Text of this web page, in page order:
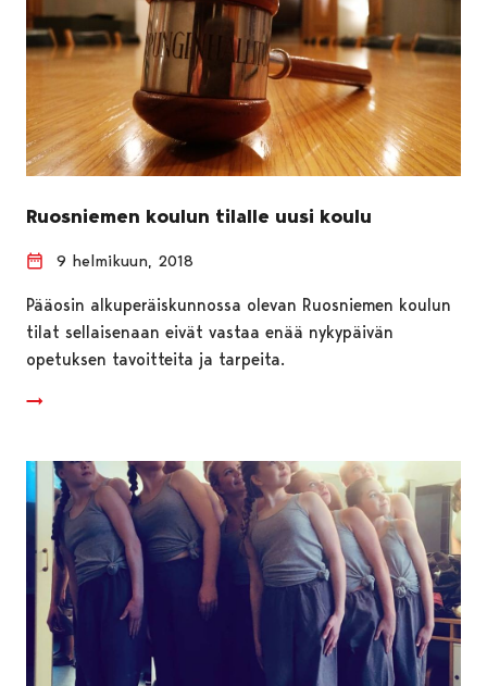
Ruosniemen koulun tilalle uusi koulu
9 helmikuun, 2018
Pääosin alkuperäiskunnossa olevan Ruosniemen koulun
tilat sellaisenaan eivät vastaa enää nykypäivän
opetuksen tavoitteita ja tarpeita.